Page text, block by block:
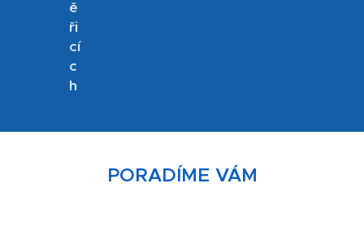
ě
ři
cí
c
h
PORADÍME VÁM